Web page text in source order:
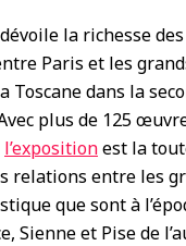
dévoile la richesse
Paris et les
Toscane dans la
plus de 125
l’expositionest la
relations entre les
que sont à
Sienne et Pise de